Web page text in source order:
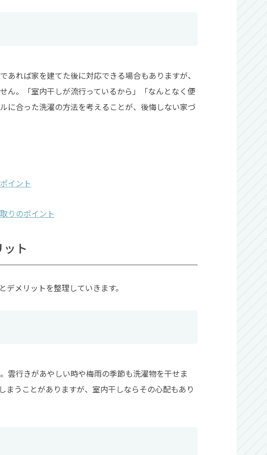
れば家を建てた後に対応できる場合もありますが、
ん。「室内干しが流行っているから」「なんとなく便
に合った洗濯の方法を考えることが、後悔しない家づ
イント
りのポイント
ト
メリットを整理していきます。
雲行きがあやしい時や梅雨の季節も洗濯物を干せま
うことがありますが、室内干しならその心配もあり